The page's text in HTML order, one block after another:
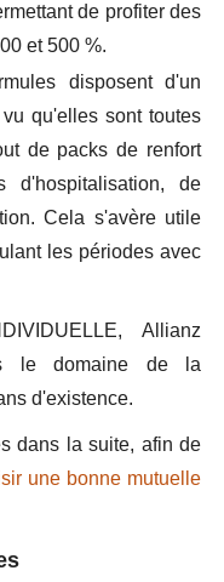
de profiter des
et 500 %.
disposent d'un
qu'elles sont toutes
de packs de renfort
d'hospitalisation, de
Cela s'avère utile
les périodes avec
Allianz
le domaine de la
d'existence.
dans la suite, afin de
une bonne mutuelle